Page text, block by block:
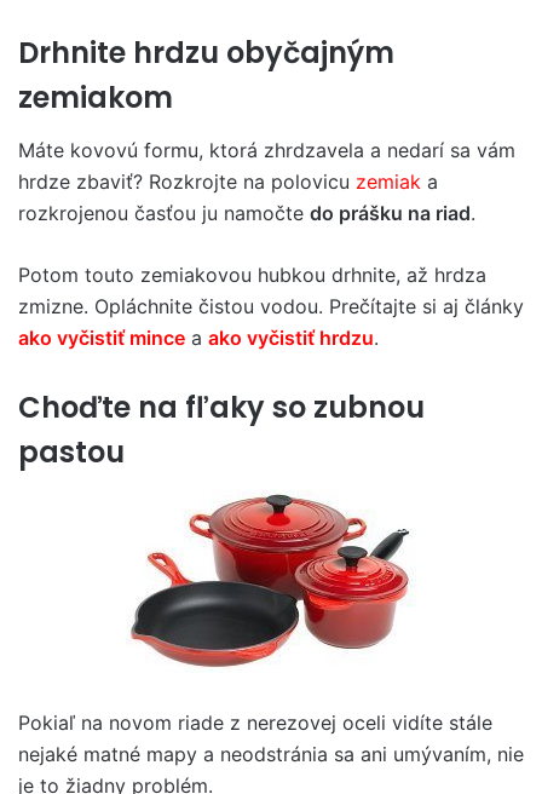
Drhnite hrdzu obyčajným
zemiakom
Máte kovovú formu, ktorá zhrdzavela a nedarí sa vám
hrdze zbaviť? Rozkrojte na polovicu zemiak a
rozkrojenou časťou ju namočte do prášku na riad.
Potom touto zemiakovou hubkou drhnite, až hrdza
zmizne. Opláchnite čistou vodou. Prečítajte si aj články
ako vyčistiť mince a ako vyčistiť hrdzu.
Choďte na fľaky so zubnou
pastou
Pokiaľ na novom riade z nerezovej oceli vidíte stále
nejaké matné mapy a neodstránia sa ani umývaním, nie
je to žiadny problém.